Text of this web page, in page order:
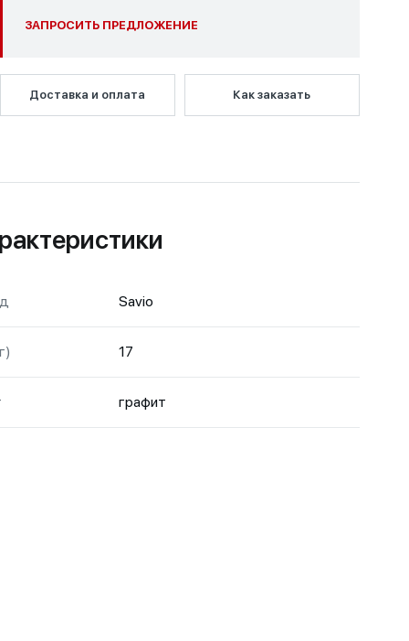
ЗАПРОСИТЬ ПРЕДЛОЖЕНИЕ
Доставка и оплата Как заказать
Savio
17
графит